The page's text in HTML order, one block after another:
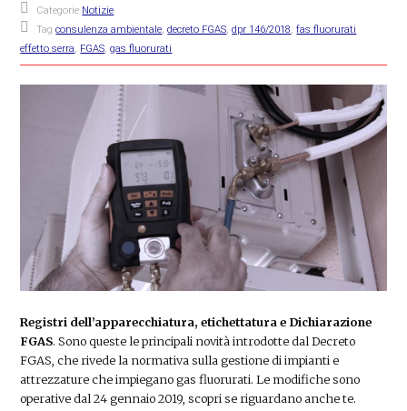
Categorie Notizie
Tagconsulenza ambientale ,decreto FGAS ,dpr 146/2018 ,fas fluorurati
effetto serra
FGAS ,gas fluorurati
Registri dell’apparecchiatura, etichettatura e Dichiarazione
FGAS. Sono queste le principali novità introdotte dal Decreto
FGAS, che rivede la normativa sulla gestione di impianti e
attrezzature che impiegano gas fluorurati. Le modifiche sono
operative dal 24 gennaio 2019, scopri se riguardano anche te.